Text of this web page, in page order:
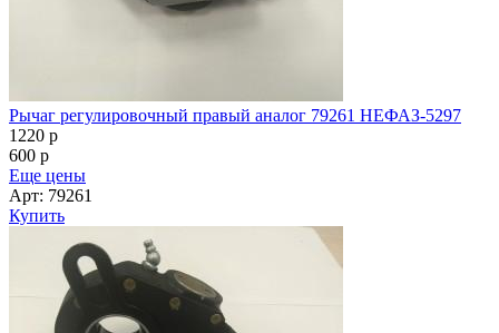
Рычаг регулировочный правый аналог 79261 НЕФАЗ-5297
1220 p
600 p
Еще цены
Арт: 79261
Купить